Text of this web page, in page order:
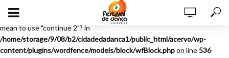
Warning
: "continue" targeting switch is equivalent to "break". Did you
mean to use "continue 2"? in
/home/storage/9/08/b2/cidadedadanca1/public_html/acervo/wp-
content/plugins/wordfence/models/block/wfBlock.phpon line536